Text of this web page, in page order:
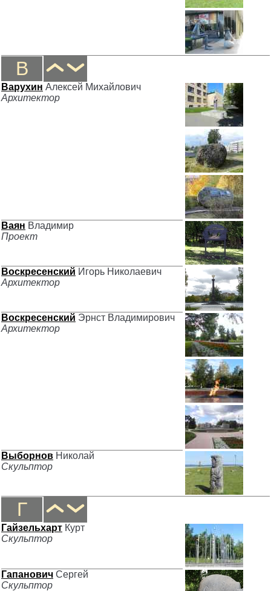
В
Варухин Алексей Михайлович
Архитектор
Ваян Владимир
Проект
Воскресенский Игорь Николаевич
Архитектор
Воскресенский Эрнст Владимирович
Архитектор
Выборнов Николай
Скульптор
Г
Гайзельхарт Курт
Скульптор
Гапанович Сергей
Скульптор